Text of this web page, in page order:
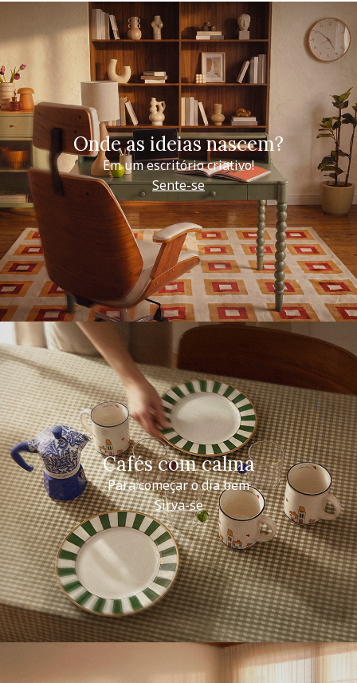
Onde as ideias nascem?
Em um escritório criativo!
Sente-se
Cafés com calma
Para começar o dia bem
Sirva-se